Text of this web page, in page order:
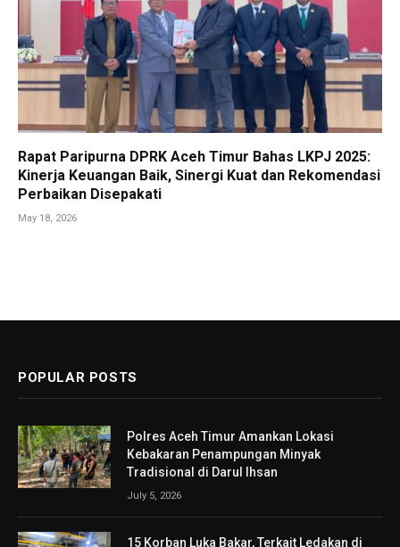
Rapat Paripurna DPRK Aceh Timur Bahas LKPJ 2025:
Kinerja Keuangan Baik, Sinergi Kuat dan Rekomendasi
Perbaikan Disepakati
May 18, 2026
POPULAR POSTS
Polres Aceh Timur Amankan Lokasi
Kebakaran Penampungan Minyak
Tradisional di Darul Ihsan
July 5, 2026
15 Korban Luka Bakar, Terkait Ledakan di